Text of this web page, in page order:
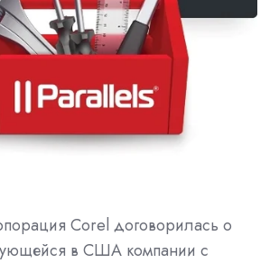
Corel договорилась о
в США компании с